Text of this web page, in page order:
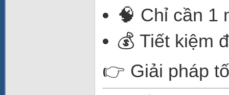
🧠 Chỉ cần 1
💰 Tiết kiệm
👉 Giải pháp